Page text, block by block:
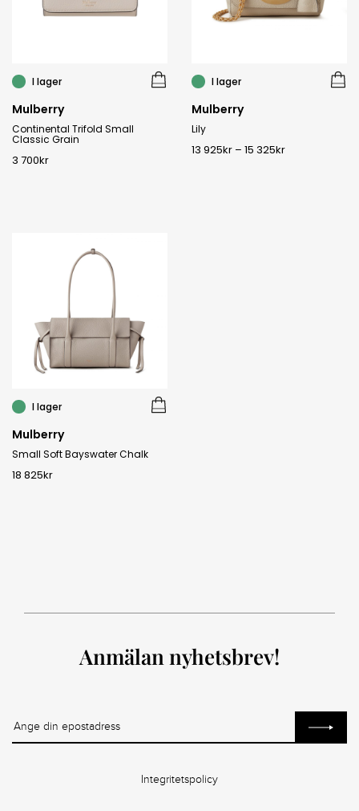
I lager
Mulberry
Continental Trifold Small
Classic Grain
3 700kr
I lager
Mulberry
Lily
13 925kr – 15 325kr
I lager
Mulberry
Small Soft Bayswater Chalk
18 825kr
Anmälan nyhetsbrev!
Integritetspolicy